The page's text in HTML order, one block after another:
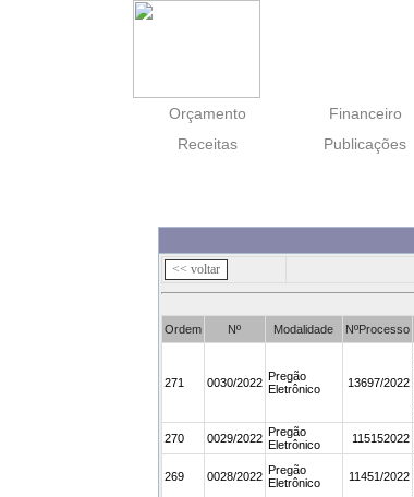
Orçamento Financeiro
Receitas
Publicações
Ordem Nº Modalidade NºProcesso
271 0030/2022 Pregão
Eletrônico
13697/2022
270 0029/2022 Pregão
Eletrônico
115152022
269 0028/2022 Pregão
Eletrônico
11451/2022